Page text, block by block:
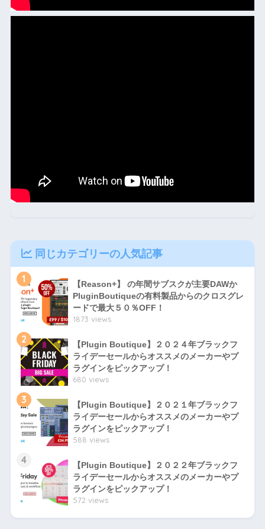
同じカテゴリーの人気記事
1
【Reason+】 の年間サブスクが主要DAWか
PluginBoutiqueの有料製品からのクロスグレ
ードで最大５０％OFF！
1873 views
2
【Plugin Boutique】２０２４年ブラックフ
ライデーセールからオススメのメーカーやプ
ラグインをピックアップ！
680 views
3
【Plugin Boutique】２０２１年ブラックフ
ライデーセールからオススメのメーカーやプ
ラグインをピックアップ！
588 views
4
【Plugin Boutique】２０２２年ブラックフ
ライデーセールからオススメのメーカーやプ
ラグインをピックアップ！
572 views